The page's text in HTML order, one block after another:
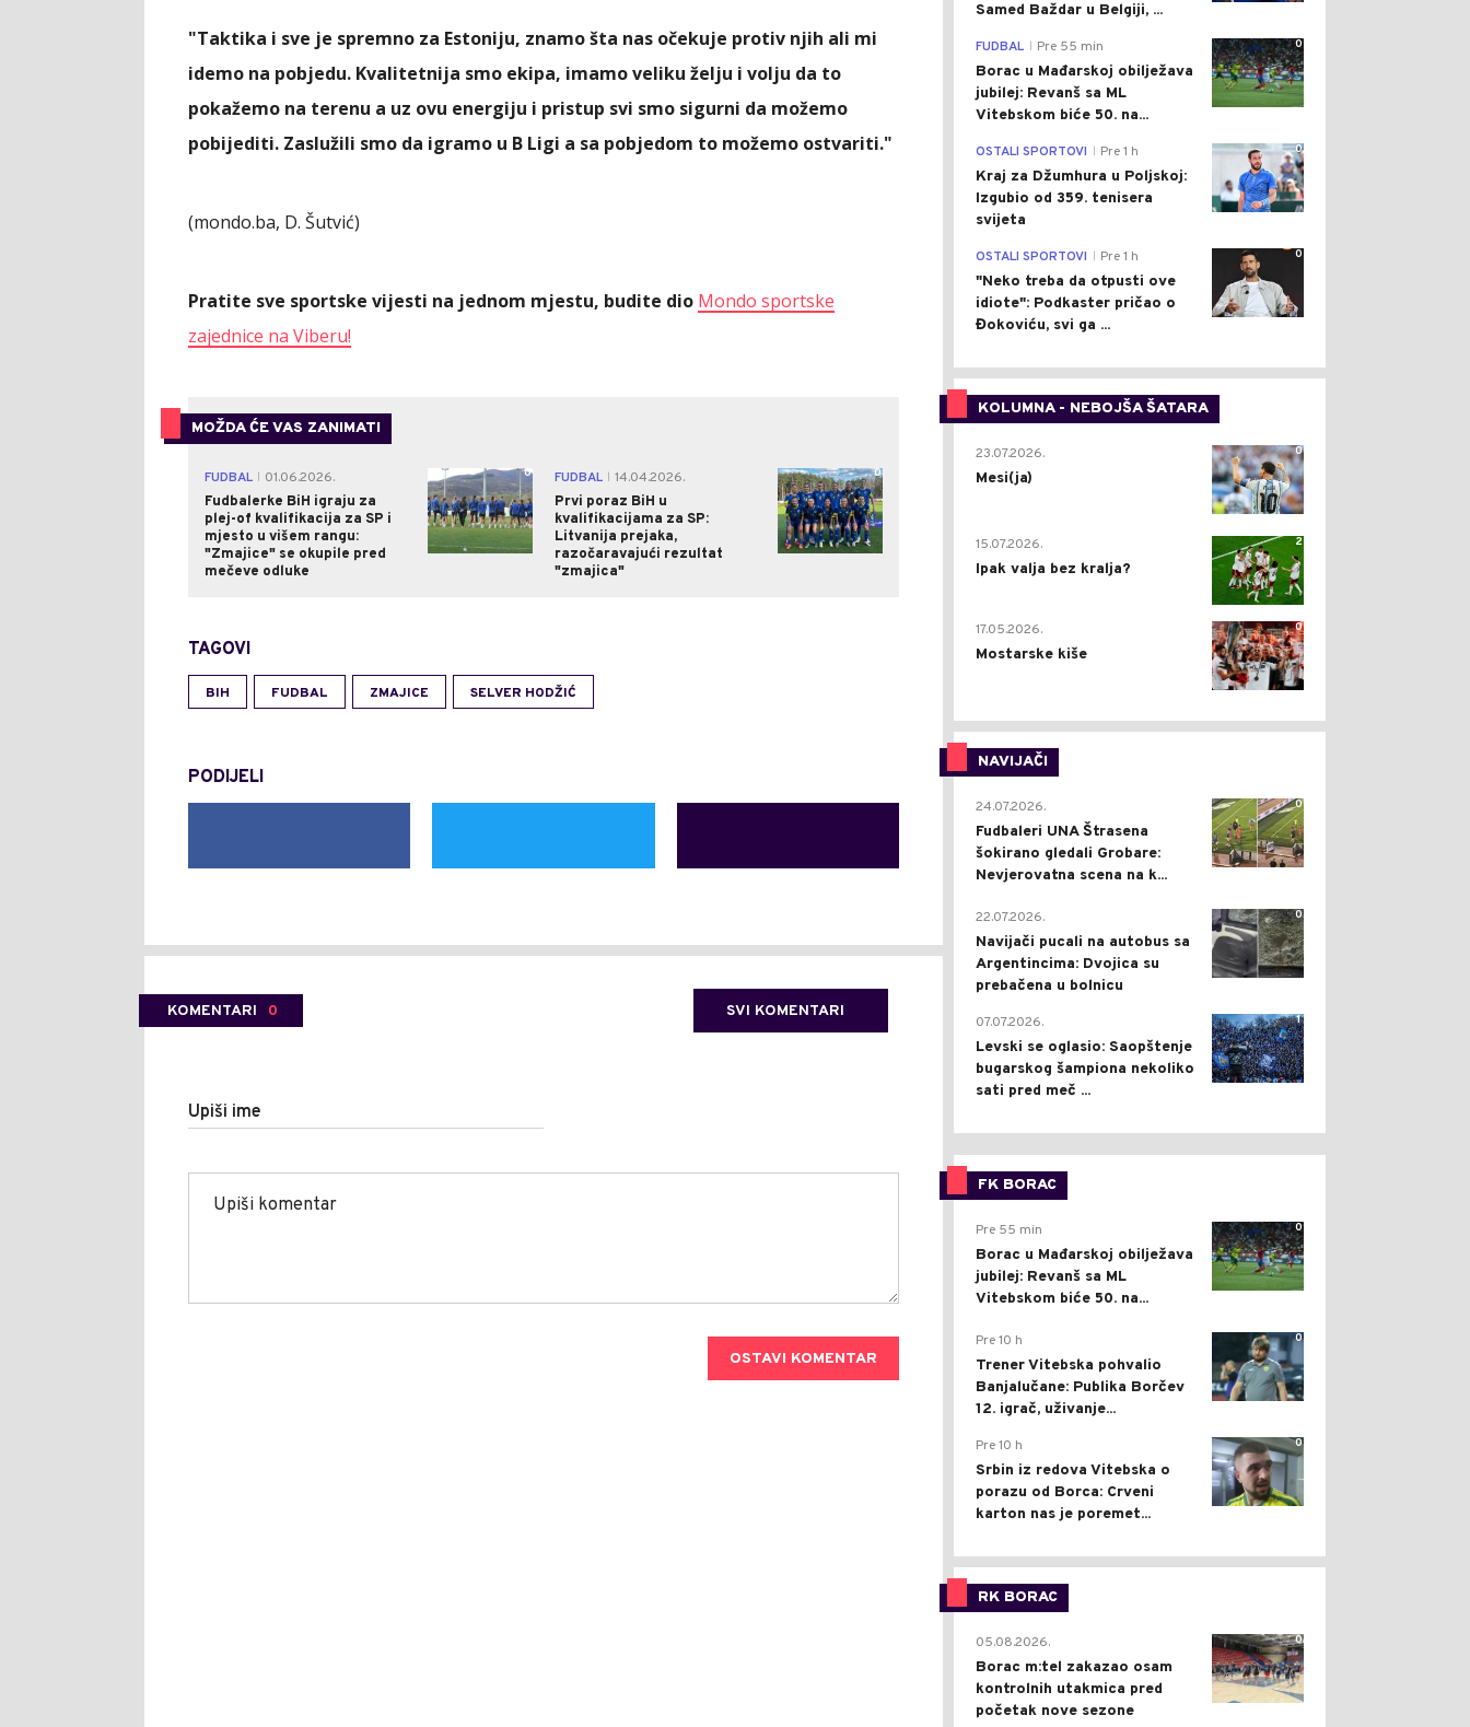
"Taktika i sve je spremno za Estoniju, znamo šta nas očekuje protiv njih ali mi
idemo na pobjedu. Kvalitetnija smo ekipa, imamo veliku želju i volju da to
pokažemo na terenu a uz ovu energiju i pristup svi smo sigurni da možemo
pobijediti. Zaslužili smo da igramo u B Ligi a sa pobjedom to možemo ostvariti."
(mondo.ba, D. Šutvić)
Pratite sve sportske vijesti na jednom mjestu, budite dio Mondo sportske
zajednice na Viberu!
MOŽDA ĆE VAS ZANIMATI
FUDBAL
01.06.2026.
Fudbalerke BiH igraju za
plej-of kvalifikacija za SP i
mjesto u višem rangu:
"Zmajice" se okupile pred
mečeve odluke
0 FUDBAL
14.04.2026.
Prvi poraz BiH u
kvalifikacijama za SP:
Litvanija prejaka,
razočaravajući rezultat
"zmajica"
0
TAGOVI
BIH FUDBAL ZMAJICE SELVER HODŽIĆ
PODIJELI
KOMENTARI 0 SVI KOMENTARI
Upiši ime
OSTAVI KOMENTAR
Samed Baždar u Belgiji, ...
0
FUDBAL Pre 55 min
Borac u Mađarskoj obilježava
jubilej: Revanš sa ML
Vitebskom biće 50. na...
0
OSTALI SPORTOVI Pre 1 h
Kraj za Džumhura u Poljskoj:
Izgubio od 359. tenisera
svijeta
0
OSTALI SPORTOVI Pre 1 h
"Neko treba da otpusti ove
idiote": Podkaster pričao o
Đokoviću, svi ga ...
KOLUMNA - NEBOJŠA ŠATARA
0
23.07.2026.
Mesi(ja)
2
15.07.2026.
Ipak valja bez kralja?
0
17.05.2026.
Mostarske kiše
NAVIJAČI
0
24.07.2026.
Fudbaleri UNA Štrasena
šokirano gledali Grobare:
Nevjerovatna scena na k...
0
22.07.2026.
Navijači pucali na autobus sa
Argentincima: Dvojica su
prebačena u bolnicu
1
07.07.2026.
Levski se oglasio: Saopštenje
bugarskog šampiona nekoliko
sati pred meč ...
FK BORAC
0
Pre 55 min
Borac u Mađarskoj obilježava
jubilej: Revanš sa ML
Vitebskom biće 50. na...
0
Pre 10 h
Trener Vitebska pohvalio
Banjalučane: Publika Borčev
12. igrač, uživanje...
0
Pre 10 h
Srbin iz redova Vitebska o
porazu od Borca: Crveni
karton nas je poremet...
RK BORAC
0
05.08.2026.
Borac m:tel zakazao osam
kontrolnih utakmica pred
početak nove sezone